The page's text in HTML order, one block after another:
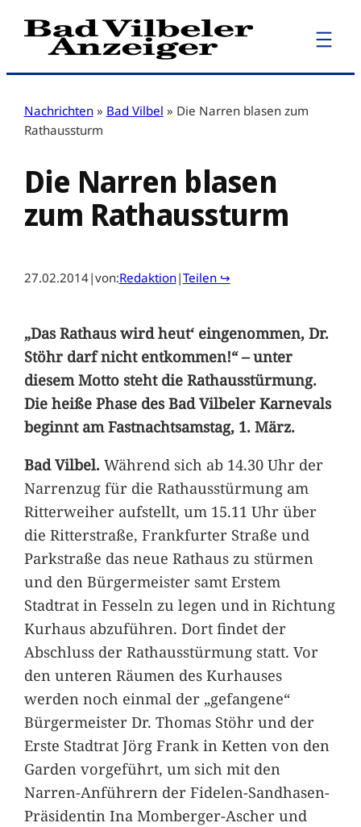
Zum
Inhalt
Nachrichten » Bad Vilbel » Die Narren blasen zum
Rathaussturm
Die Narren blasen
zum Rathaussturm
27.02.2014|von:Redaktion|Teilen ↪
„Das Rathaus wird heut‘ eingenommen, Dr.
Stöhr darf nicht entkommen!“ – unter
diesem Motto steht die Rathausstürmung.
Die heiße Phase des Bad Vilbeler Karnevals
beginnt am Fastnachtsamstag, 1. März.
Bad Vilbel.Während sich ab 14.30 Uhr der
Narrenzug für die Rathausstürmung am
Ritterweiher aufstellt, um 15.11 Uhr über
die Ritterstraße, Frankfurter Straße und
Parkstraße das neue Rathaus zu stürmen
und den Bürgermeister samt Erstem
Stadtrat in Fesseln zu legen und in Richtung
Kurhaus abzuführen. Dort findet der
Abschluss der Rathausstürmung statt. Vor
den unteren Räumen des Kurhauses
werden noch einmal der „gefangene“
Bürgermeister Dr. Thomas Stöhr und der
Erste Stadtrat Jörg Frank in Ketten von den
Garden vorgeführt, um sich mit den
Narren-Anführern der Fidelen-Sandhasen-
Präsidentin Ina Momberger-Ascher und